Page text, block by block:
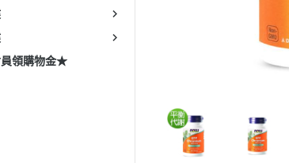
領購物金★